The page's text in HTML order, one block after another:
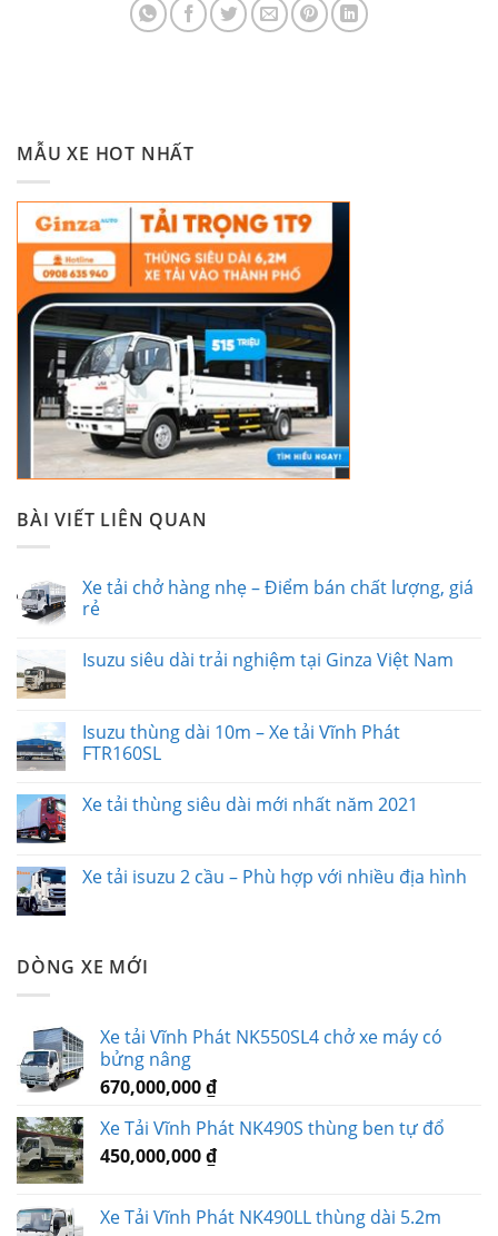
MẪU XE HOT NHẤT
BÀI VIẾT LIÊN QUAN
Xe tải chở hàng nhẹ – Điểm bán chất lượng, giá
rẻ
Isuzu siêu dài trải nghiệm tại Ginza Việt Nam
Isuzu thùng dài 10m – Xe tải Vĩnh Phát
FTR160SL
Xe tải thùng siêu dài mới nhất năm 2021
Xe tải isuzu 2 cầu – Phù hợp với nhiều địa hình
DÒNG XE MỚI
Xe tải Vĩnh Phát NK550SL4 chở xe máy có
bửng nâng
670,000,000₫
Xe Tải Vĩnh Phát NK490S thùng ben tự đổ
450,000,000₫
Xe Tải Vĩnh Phát NK490LL thùng dài 5.2m